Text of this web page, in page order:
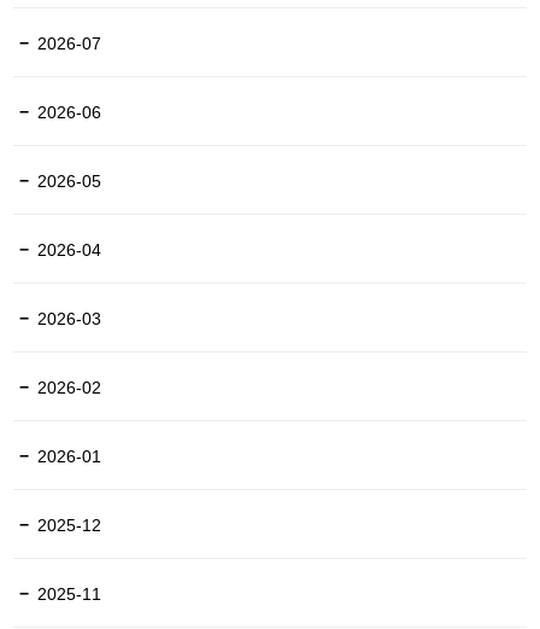
2026-07
2026-06
2026-05
2026-04
2026-03
2026-02
2026-01
2025-12
2025-11